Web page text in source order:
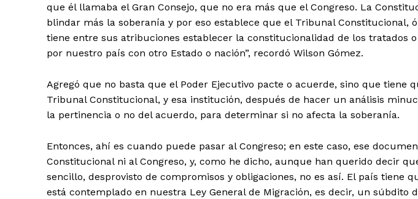
que él llamaba el Gran Consejo, que no era más que el Congreso. La
blindar más la soberanía y por eso establece que el Tribunal Constitucional,
tiene entre sus atribuciones establecer la constitucionalidad de los tratados
por nuestro país con otro Estado o nación”, recordó Wilson Gómez.
Agregó que no basta que el Poder Ejecutivo pacte o acuerde, sino que tiene
Tribunal Constitucional, y esa institución, después de hacer un análisis
la pertinencia o no del acuerdo, para determinar si no afecta la soberanía.
Entonces, ahí es cuando puede pasar al Congreso; en este caso, ese
Constitucional ni al Congreso, y, como he dicho, aunque han querido decir
sencillo, desprovisto de compromisos y obligaciones, no es así. El país tiene
está contemplado en nuestra Ley General de Migración, es decir, un súbdito